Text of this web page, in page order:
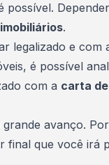
.
legalizado e com
é possível
com a carta
avanço.
final que você irá